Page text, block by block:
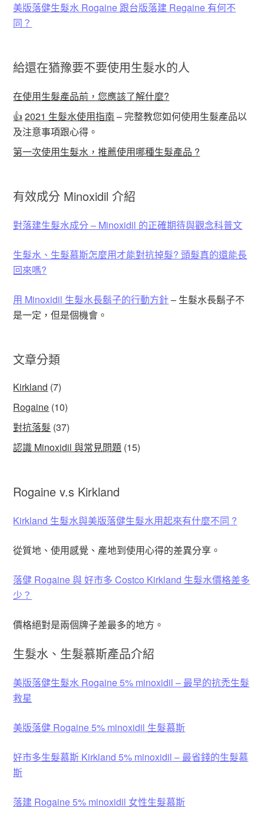
美版落健生髮水 Rogaine 跟台版落建 Regaine 有何不
同？
給還在猶豫要不要使用生髮水的人
在使用生髮產品前，您應該了解什麼?
👍 2021 生髮水使用指南 – 完整教您如何使用生髮產品以
及注意事項跟心得。
第一次使用生髮水，推薦使用哪種生髮產品 ?
有效成分 Minoxidil 介紹
對落建生髮水成分 – Minoxidil 的正確期待與觀念科普文
生髮水、生髮慕斯怎麼用才能對抗掉髮? 頭髮真的還能長
回來嗎?
用 Minoxidil 生髮水長鬍子的行動方針– 生髮水長鬍子不
是一定，但是個機會。
文章分類
Kirkland (7)
Rogaine (10)
對抗落髮 (37)
認識 Minoxidil 與常見問題 (15)
Rogaine v.s Kirkland
Kirkland 生髮水與美版落健生髮水用起來有什麼不同 ?
從質地、使用感覺、產地到使用心得的差異分享。
落健 Rogaine 與 好市多 Costco Kirkland 生髮水價格差多
少？
價格絕對是兩個牌子差最多的地方。
生髮水、生髮慕斯產品介紹
美版落健生髮水 Rogaine 5% minoxidil – 最早的抗禿生髮
救星
美版落健 Rogaine 5% minoxidil 生髮慕斯
好市多生髮慕斯 Kirkland 5% minoxidil – 最省錢的生髮慕
斯
落建 Rogaine 5% minoxidil 女性生髮慕斯